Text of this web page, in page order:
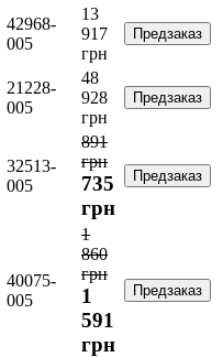
42968-
005
13
917
грн
Предзаказ
21228-
005
48
928
грн
Предзаказ
32513-
005
891
грн
735
грн
Предзаказ
40075-
005
1
860
грн
1
591
грн
Предзаказ